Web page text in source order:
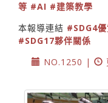
等 #AI #建築教學
本報導連結 #SDG4
#SDG17夥伴關係
NO.1250 |